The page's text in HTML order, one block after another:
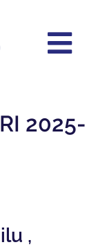
2025-
,